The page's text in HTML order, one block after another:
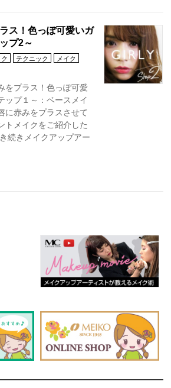
ス！色っぽ可愛いガ
プ2～
テクニック
メイク
をプラス！色っぽ可愛
ップ１～：ベースメイ
に赤みをプラスさせて
トメイクをご紹介した
続きメイクアップアー